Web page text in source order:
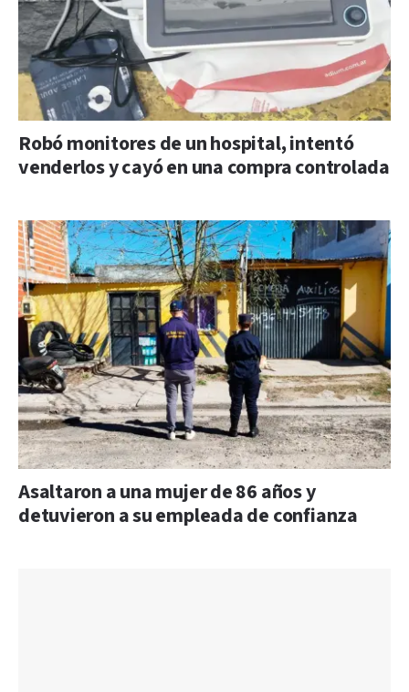
Robó monitores de un hospital, intentó
venderlos y cayó en una compra controlada
Asaltaron a una mujer de 86 años y
detuvieron a su empleada de confianza